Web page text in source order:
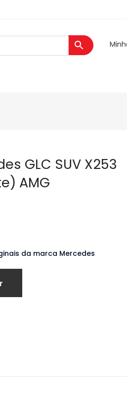
GLC SUV X253
AMG
da marca Mercedes